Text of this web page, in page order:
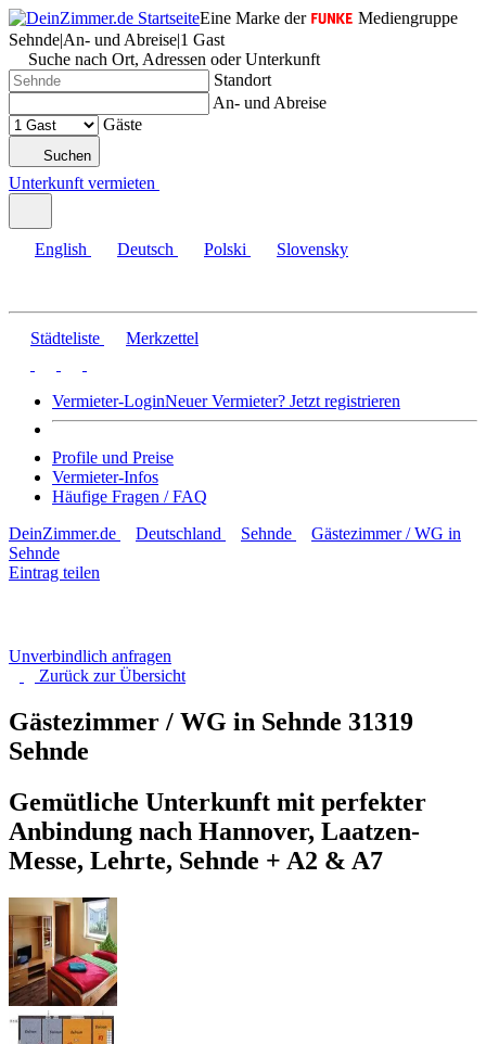
Eine Marke der
Mediengruppe
Sehnde|An- und Abreise|1 Gast
Suche nach Ort, Adressen oder Unterkunft
Standort
An- und Abreise
Gäste
Suchen
Unterkunft vermieten
English Deutsch Polski Slovensky
Städteliste Merkzettel
Vermieter-LoginNeuer Vermieter? Jetzt registrieren
Profile und Preise
Vermieter-Infos
Häufige Fragen / FAQ
DeinZimmer.de
Deutschland Sehnde
Gästezimmer / WG in
Sehnde
Eintrag teilen
Unverbindlich anfragen
Zurück zurÜbersicht
Gästezimmer / WG in Sehnde 31319
Sehnde
Gemütliche Unterkunft mit perfekter
Anbindung nach Hannover, Laatzen-
Messe, Lehrte, Sehnde + A2 & A7